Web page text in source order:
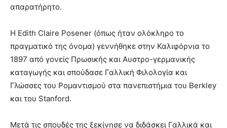
απαρατήρητο.
Η Edith Claire Posener (όπως ήταν ολόκληρο το
πραγματικό της όνομα) γεννήθηκε στην Καλιφόρνια το
1897 από γονείς Πρωσικής και Αυστρο-γερμανικής
καταγωγής και σπούδασε Γαλλική Φιλολογία και
Γλώσσες του Ρομαντισμού στα πανεπιστήμια του Berkley
και του Stanford.
Μετά τις σπουδές της ξεκίνησε να διδάσκει Γαλλικά και